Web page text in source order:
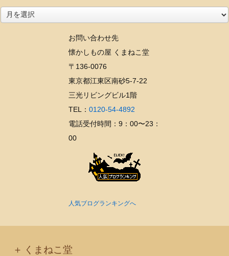
お問い合わせ先
懐かしもの屋 くまねこ堂
〒136-0076
東京都江東区南砂5-7-22
三光リビングビル1階
TEL： 0120-54-4892
電話受付時間：9：00〜23：
00
人気ブログランキングへ
くまねこ堂